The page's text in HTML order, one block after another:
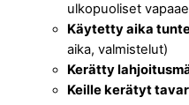
ulkopuoliset
Käytetty aika
aika, valmistelut)
Kerätty
Keille kerätyt